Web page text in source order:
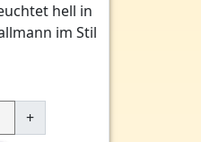
hell in
im Stil
+